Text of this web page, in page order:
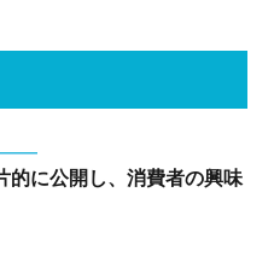
的に公開し、消費者の興味